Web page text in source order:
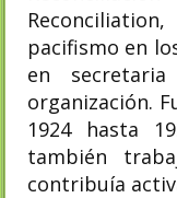
Reconciliation,
pacifismo en
en
organización.
1924 hasta
también
contribuía